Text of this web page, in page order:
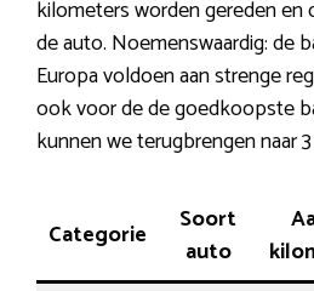
kilometers worden gereden en
de auto. Noemenswaardig: de
Europa voldoen aan strenge
ook voor de de goedkoopste
kunnen we terugbrengen naar
Categorie
Soort
auto